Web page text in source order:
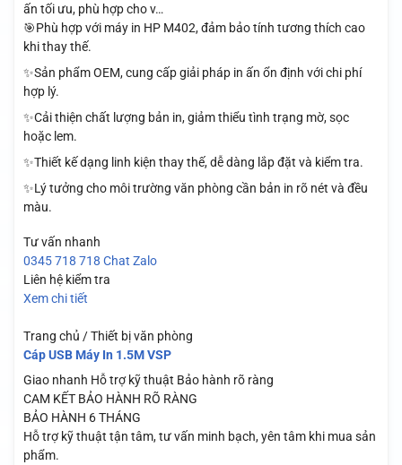
ấn tối ưu, phù hợp cho v…
🎯Phù hợp với máy in HP M402, đảm bảo tính tương thích cao
khi thay thế.
✨Sản phẩm OEM, cung cấp giải pháp in ấn ổn định với chi phí
hợp lý.
✨Cải thiện chất lượng bản in, giảm thiểu tình trạng mờ, sọc
hoặc lem.
✨Thiết kế dạng linh kiện thay thế, dễ dàng lắp đặt và kiểm tra.
✨Lý tưởng cho môi trường văn phòng cần bản in rõ nét và đều
màu.
Tư vấn nhanh
0345 718 718 Chat Zalo
Liên hệ kiểm tra
Xem chi tiết
Trang chủ / Thiết bị văn phòng
Cáp USB Máy In 1.5M VSP
Giao nhanh Hỗ trợ kỹ thuật Bảo hành rõ ràng
CAM KẾT BẢO HÀNH RÕ RÀNG
BẢO HÀNH 6 THÁNG
Hỗ trợ kỹ thuật tận tâm, tư vấn minh bạch, yên tâm khi mua sản
phẩm.